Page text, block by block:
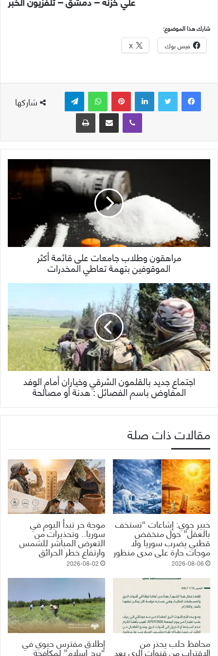
شارك هذا الموضوع:
فيس بوك X
شاركها
لينكدإن بينتيريست واتساب
ڤايبر
مشاركة عبر البريد طباعة
مراهقون وطلاب جامعات على قائمة أكثر
الموقوفين بتهمة تعاطي المخدرات
اجتماع جديد بالقلمون الشرقي وخياران أمام الوفد
المفاوض باسم الفصائل : هدنة أو مصالحة
مقالات ذات صلة
خبير جوي: إشاعات “تستخف
بالعقل” حول منخفض
قطبي يضرب سوريا ولا
موجات حارة على مدى منظور
2026-08-06
موجة حر تبدأ اليوم في
سوريا.. وتحذيرات من
التعرض المباشر للشمس
وارتفاع خطر الحرائق
2026-08-02
محافظ حلب يحذر من
الاقتراب من قنوات الري بعد
إطلاق مفترس حيوي في
“برج إسلام” لمكافحة